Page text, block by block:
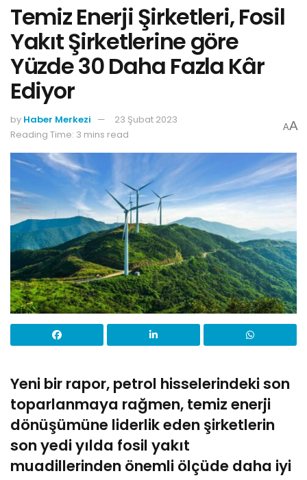
Temiz Enerji Şirketleri, Fosil
Yakıt Şirketlerine göre
Yüzde 30 Daha Fazla Kâr
Ediyor
by Haber Merkezi
23 Şubat 2023
Reading Time: 3 mins read
AA
Yeni bir rapor, petrol hisselerindeki son
toparlanmaya rağmen, temiz enerji
dönüşümüne liderlik eden şirketlerin
son yedi yılda fosil yakıt
muadillerinden önemli ölçüde daha iyi